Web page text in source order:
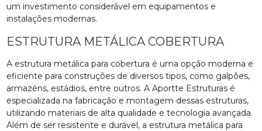
um investimento considerável em equipamentos e
instalações modernas.
ESTRUTURA METÁLICA COBERTURA
A estrutura metálica para cobertura é uma opção moderna e
eficiente para construções de diversos tipos, como galpões,
armazéns, estádios, entre outros. A Aportte Estruturas é
especializada na fabricação e montagem dessas estruturas,
utilizando materiais de alta qualidade e tecnologia avançada.
Além de ser resistente e durável, a estrutura metálica para